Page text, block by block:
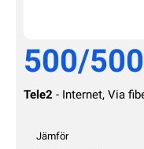
500/
Tele2 - Internet, Via
Jämför